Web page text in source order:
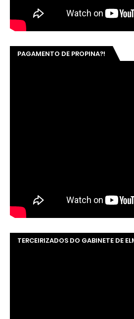
PAGAMENTO DE PROPINA?!
TERCEIRIZADOS DO GABINETE DE